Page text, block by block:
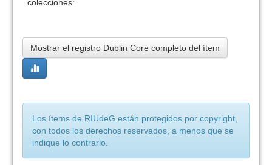
colecciones:
Mostrar el registro Dublin Core completo del ítem
Los ítems de RIUdeG están protegidos por copyright,
con todos los derechos reservados, a menos que se
indique lo contrario.